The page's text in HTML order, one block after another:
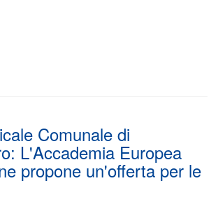
Comunale di
L'Accademia Europea
propone un'offerta per le